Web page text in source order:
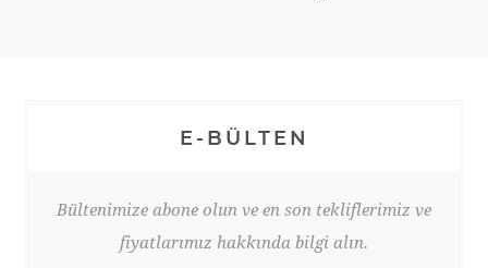
E-BÜLTEN
Bültenimize abone olun ve en son tekliflerimiz ve
fiyatlarımız hakkında bilgi alın.